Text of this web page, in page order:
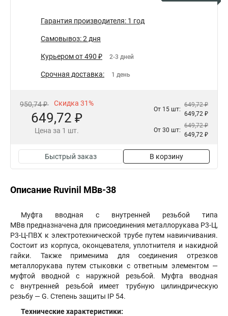
Гарантия производителя: 1 год
Самовывоз: 2 дня
Курьером от 490 ₽ 2-3 дней
Срочная доставка: 1 день
950,74 ₽ Скидка 31%
649,72 ₽
Цена за 1 шт.
От 15 шт:
649,72 ₽
649,72 ₽
От 30 шт:
649,72 ₽
649,72 ₽
Быстрый заказ В корзину
Описание Ruvinil МВв-38
Муфта вводная с внутренней резьбой типа
МВв предназначена для присоединения металлорукава Р3-Ц,
Р3-Ц-ПВХ к электротехнической трубе путем навинчивания.
Состоит из корпуса, оконцевателя, уплотнителя и накидной
гайки. Также применима для соединения отрезков
металлорукава путем стыковки с ответным элементом —
муфтой вводной с наружной резьбой. Муфта вводная
с внутренней резьбой имеет трубную цилиндрическую
резьбу — G. Степень защиты IP 54.
Технические характеристики: